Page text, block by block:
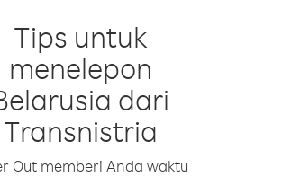
Tips untuk
menelepon
dari
Transnistria
Out memberi Anda waktu